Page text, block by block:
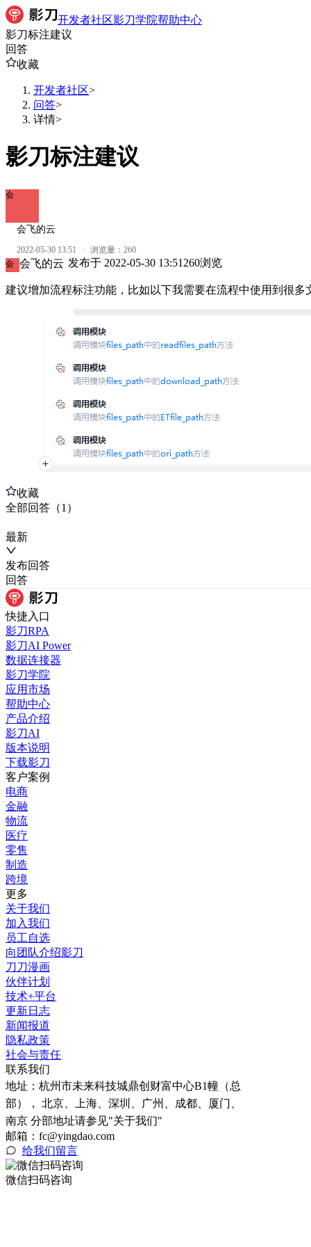
开发者社区影刀学院帮助中心
影刀标注建议
回答
收藏
开发者社区>
问答>
详情>
影刀标注建议
会
会飞的云
2022-05-30 13:51 · 浏览量： 260
会 会飞的云 发布于 2022-05-30 13:51 260浏览
建议增加流程标注功能，比如以下我需要在流程中使用到很
收藏
全部回答 （1 ）
最新
发布回答
回答
快捷入口
影刀RPA
影刀AI Power
数据连接器
影刀学院
应用市场
帮助中心
产品介绍
影刀AI
版本说明
下载影刀
客户案例
电商
金融
物流
医疗
零售
制造
跨境
更多
关于我们
加入我们
员工自选
向团队介绍影刀
刀刀漫画
伙伴计划
技术+平台
更新日志
新闻报道
隐私政策
社会与责任
联系我们
地址： 杭州市未来科技城鼎创财富中心B1幢（总
部）， 北京、上海、深圳、广州、成都、厦门、
南京 分部地址请参见"关于我们"
邮箱：fc@yingdao.com
给我们留言
微信扫码咨询